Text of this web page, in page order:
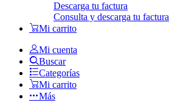
Descarga tu factura
Consulta y descarga tu factura
Mi carrito
Mi cuenta
Buscar
Categorías
Mi carrito
Más